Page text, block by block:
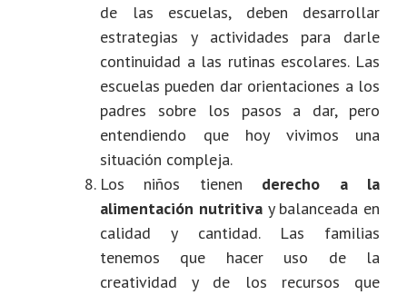
de las escuelas, deben desarrollar
estrategias y actividades para darle
continuidad a las rutinas escolares. Las
escuelas pueden dar orientaciones a los
padres sobre los pasos a dar, pero
entendiendo que hoy vivimos una
situación compleja.
Los niños tienen derecho a la
alimentación nutritivay balanceada en
calidad y cantidad. Las familias
tenemos que hacer uso de la
creatividad y de los recursos que